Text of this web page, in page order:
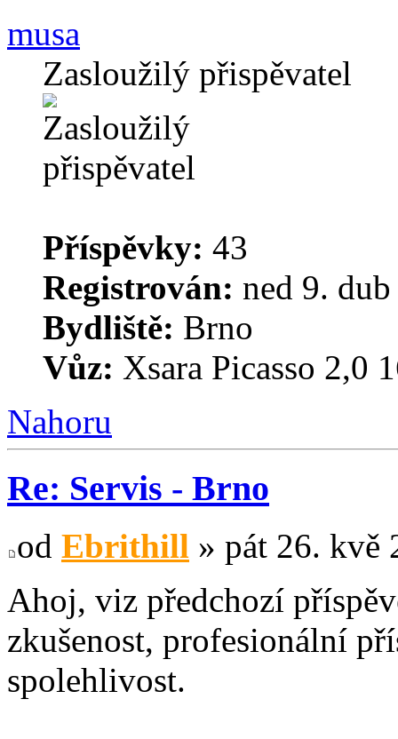
musa
Zasloužilý přispěvatel
Příspěvky: 43
Registrován: ned 9.
Bydliště: Brno
Vůz: Xsara Picasso 2,0
Nahoru
Re: Servis - Brno
od Ebrithill » pát 26. kvě
Ahoj, viz předchozí
zkušenost, profesionální
spolehlivost.